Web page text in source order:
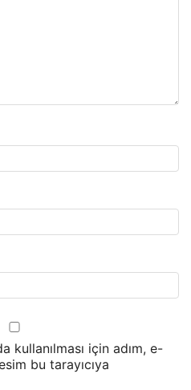
kullanılması için adım, e-
bu tarayıcıya